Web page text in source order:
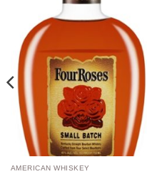
AMERICAN WHISKEY